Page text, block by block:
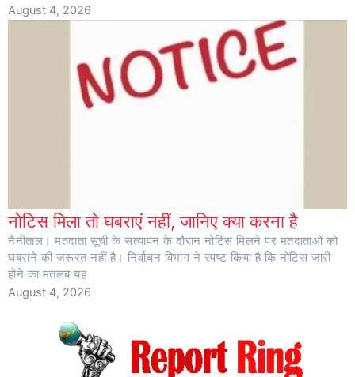
August 4, 2026
नोटिस मिला तो घबराएं नहीं, जानिए क्या करना है
नैनीताल। मतदाता सूची के सत्यापन के दौरान नोटिस मिलने पर मतदाताओं को
घबराने की जरूरत नहीं है। निर्वाचन विभाग ने स्पष्ट किया है कि नोटिस जारी
होने का मतलब यह
August 4, 2026